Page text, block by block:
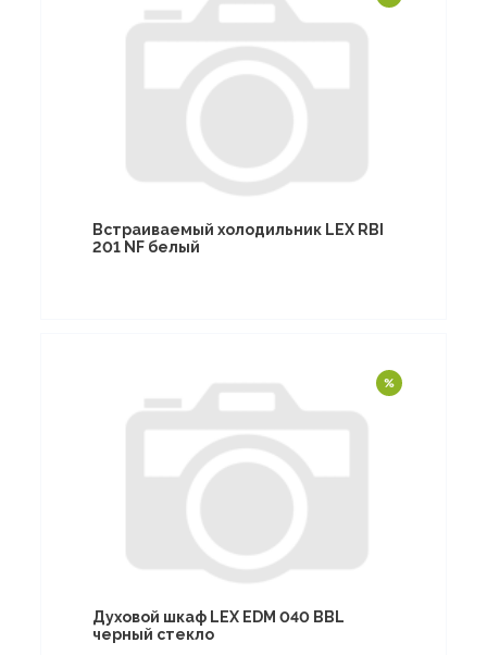
Встраиваемый холодильник LEX RBI
201 NF белый
Духовой шкаф LEX EDM 040 BBL
черный стекло